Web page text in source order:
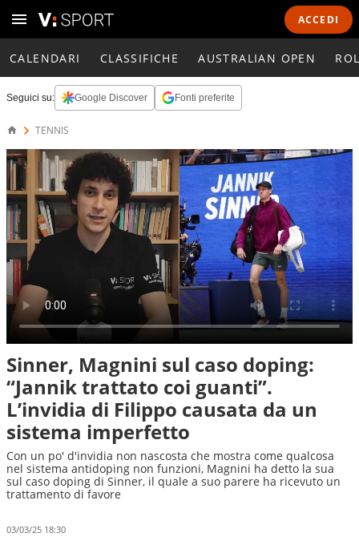
ACCEDI
CALENDARI CLASSIFICHE AUSTRALIAN OPEN
Seguici su: Google Discover Fonti preferite
TENNIS
Sinner, Magnini sul caso doping:
“Jannik trattato coi guanti”.
L’invidia di Filippo causata da un
sistema imperfetto
Con un po' d'invidia non nascosta che mostra come qualcosa
nel sistema antidoping non funzioni, Magnini ha detto la sua
sul caso doping di Sinner, il quale a suo parere ha ricevuto un
trattamento di favore
03/03/25 18:30